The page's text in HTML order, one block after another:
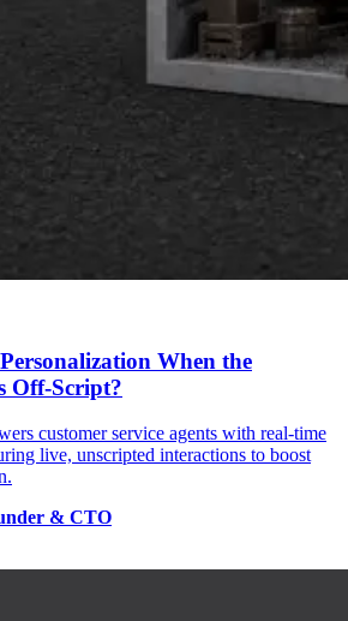
When the
Off-Script?
customer service agents with real-time
live, unscripted interactions to boost
& CTO